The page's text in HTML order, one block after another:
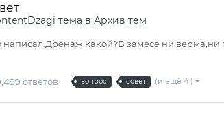
тема в Архив тем
какой?В замесе ни верма,ни
ответов вопрос совет (и ещё 4 )